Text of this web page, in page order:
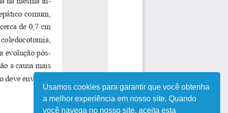
Usamos cookies para garantir que você obtenha
a melhor experiência em nosso site. Quando
você navega no nosso site, aceita esta